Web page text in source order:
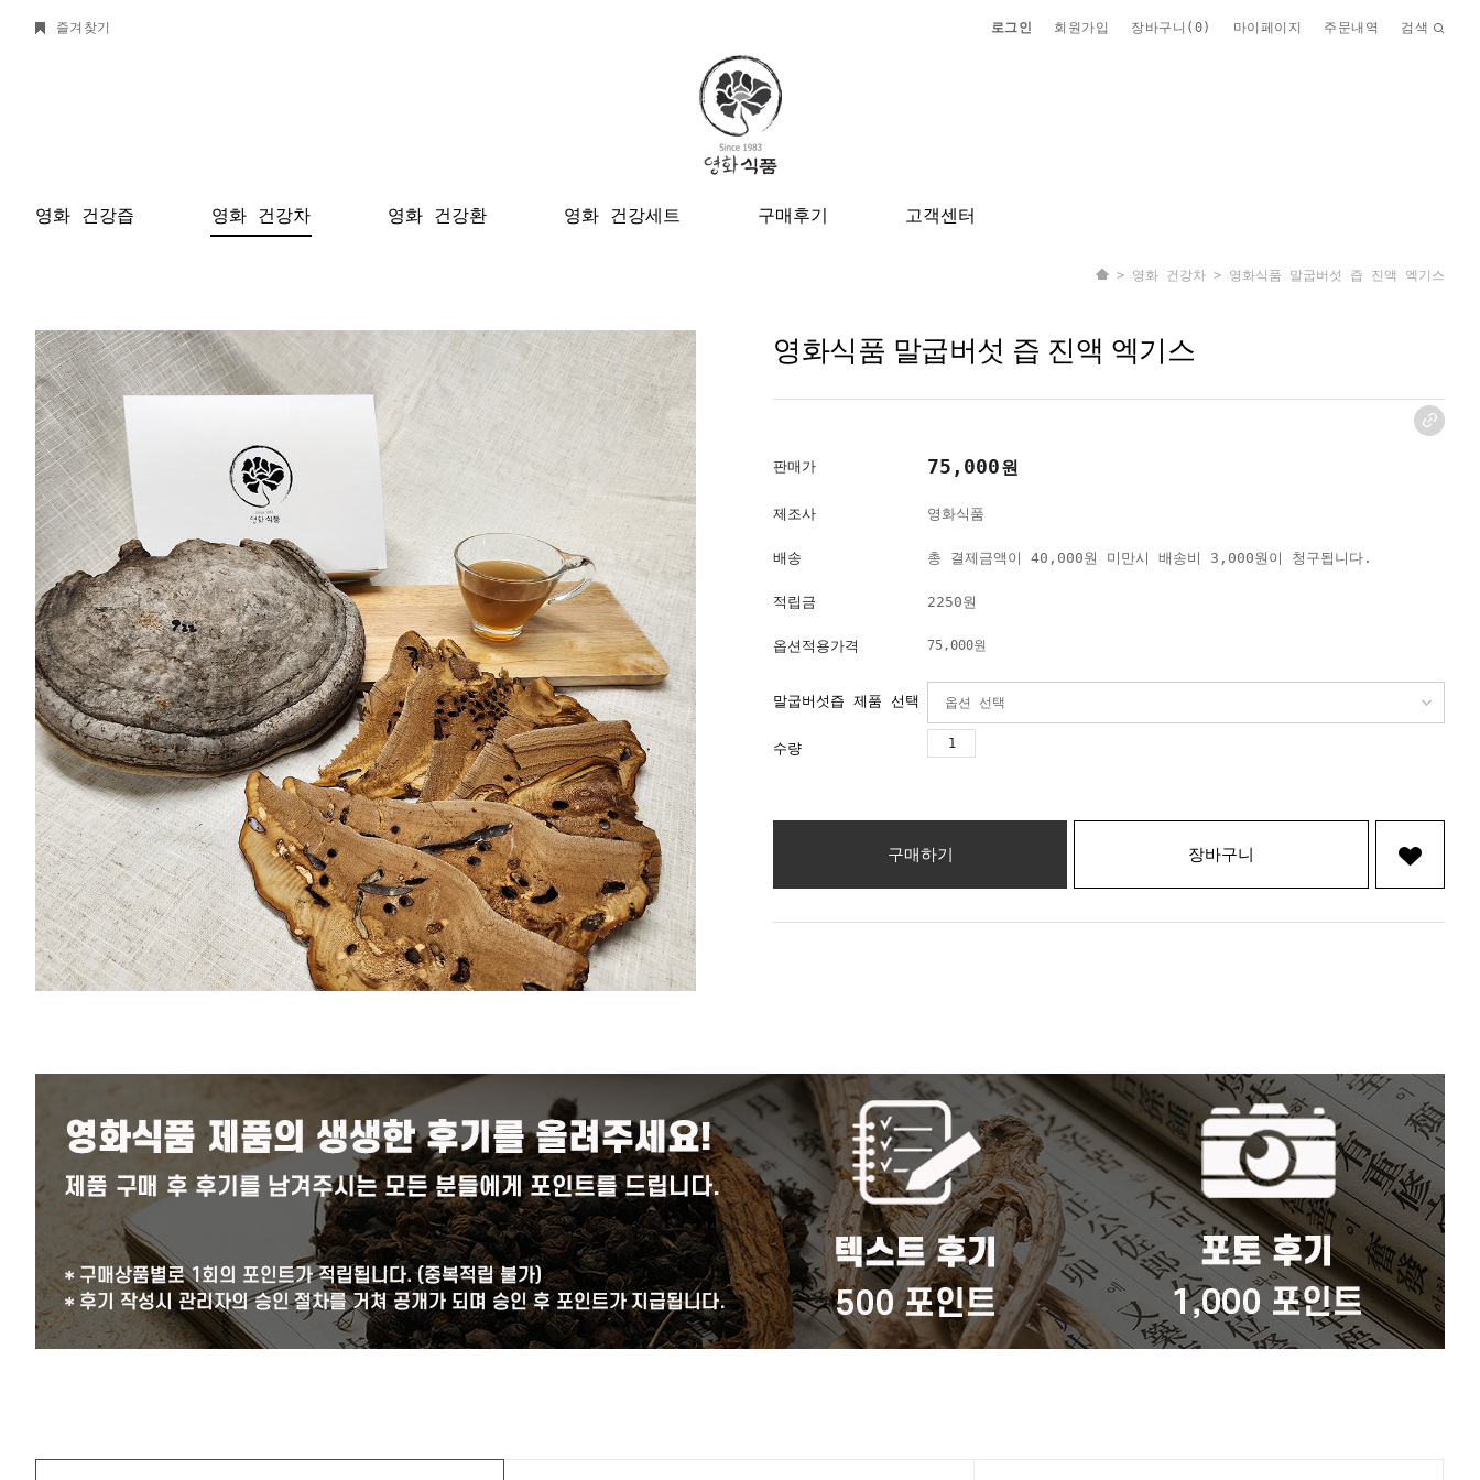
즐겨찾기 로그인 회원가입 장바구니( 0) 마이페이지 주문내역 검색
영화 건강즙 영화 건강차 영화 건강환 영화 건강세트 구매후기 고객센터
> 영화 건강차 > 영화식품 말굽버섯 즙 진액 엑기스
영화식품 말굽버섯 즙 진액 엑기스
판매가 75,000원
제조사 영화식품
배송 총 결제금액이 40,000원 미만시 배송비 3,000원이 청구됩니다.
적립금 2250원
옵션적용가격 75,000원
말굽버섯즙 제품 선택
수량
구매하기 장바구니